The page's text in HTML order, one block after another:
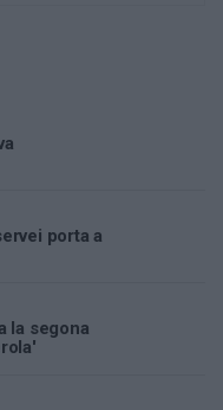
porta a
la segona